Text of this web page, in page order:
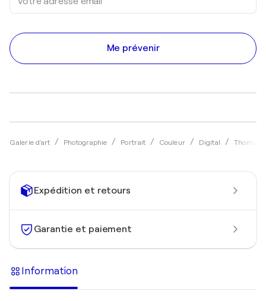
Galerie d'art Photographie Portrait Couleur Digital Thomas
Me prévenir
Expédition et retours
Garantie et paiement
Information